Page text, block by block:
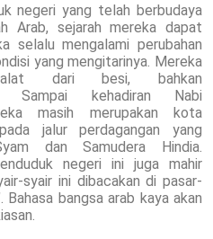
negeri yang telah berbudaya
Arab, sejarah mereka dapat
selalu mengalami perubahan
yang mengitarinya. Mereka
alat dari besi, bahkan
Sampai kehadiran Nabi
masih merupakan kota
jalur perdagangan yang
dan Samudera Hindia.
negeri ini juga mahir
syair ini dibacakan di pasar-
Bahasa bangsa arab kaya akan